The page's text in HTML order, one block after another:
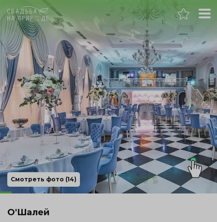
Москва
Банкет
Свадьба
День рождения
Выпускной
Корпоратив
Смотреть фото (14)
О'Шалей